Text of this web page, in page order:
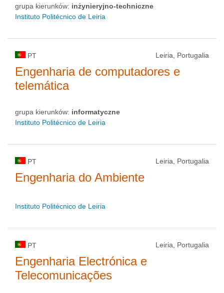
grupa kierunków: inżynieryjno-techniczne
Instituto Politécnico de Leiria
PT Leiria, Portugalia
Engenharia de computadores e
telemática
grupa kierunków: informatyczne
Instituto Politécnico de Leiria
PT Leiria, Portugalia
Engenharia do Ambiente
Instituto Politécnico de Leiria
PT Leiria, Portugalia
Engenharia Electrónica e
Telecomunicações